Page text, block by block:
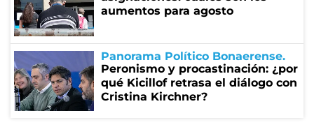
aumentos para agosto
Panorama Político Bonaerense
Peronismo y procastinación: ¿por
qué Kicillof retrasa el diálogo con
Cristina Kirchner?